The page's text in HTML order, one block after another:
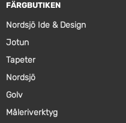
FÄRGBUTIKEN
Nordsjö Ide & Design
Jotun
Tapeter
Nordsjö
Golv
Måleriverktyg